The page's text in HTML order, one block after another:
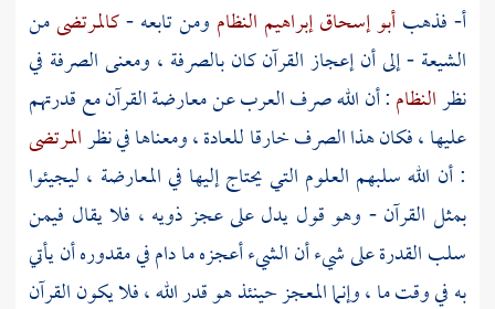
أ- فذهبأبو إسحاق إبراهيم النظام ومن تابعه -كالمرتضىمن
الشيعة- إلى أن إعجاز القرآن كان بالصرفة ، ومعنى الصرفة في
نظرالنظام: أن الله صرفالعربعن معارضة القرآن مع قدرتهم
عليها ، فكان هذا الصرف خارقا للعادة ، ومعناها في نظرالمرتضى
: أن الله سلبهم العلوم التي يحتاج إليها في المعارضة ، ليجيئوا
بمثل القرآن - وهو قول يدل على عجز ذويه ، فلا يقال فيمن
سلب القدرة على شيء أن الشيء أعجزه ما دام في مقدوره أن يأتي
به في وقت ما ، وإنما المعجز حينئذ هو قدر الله ، فلا يكون القرآن